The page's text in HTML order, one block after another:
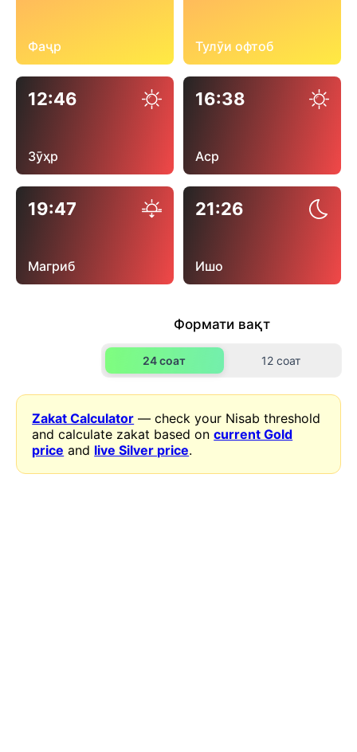
Фаҷр Тулӯи офтоб
12:46
Зӯҳр
16:38
Аср
19:47
Магриб
21:26
Ишо
Формати вақт
24 соат 12 соат
Zakat Calculator — check your Nisab threshold
and calculate zakat based oncurrent Gold
price and live Silver price.